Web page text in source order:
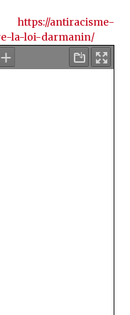
: https://antiracisme-
la-loi-darmanin/